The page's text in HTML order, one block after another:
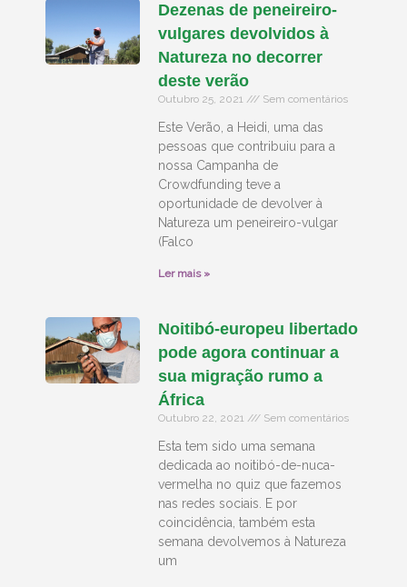
Dezenas de peneireiro-
vulgares devolvidos à
Natureza no decorrer
deste verão
Outubro 25, 2021 Sem comentários
Este Verão, a Heidi, uma das
pessoas que contribuiu para a
nossa Campanha de
Crowdfunding teve a
oportunidade de devolver à
Natureza um peneireiro-vulgar
(Falco
Ler mais »
Noitibó-europeu libertado
pode agora continuar a
sua migração rumo a
África
Outubro 22, 2021 Sem comentários
Esta tem sido uma semana
dedicada ao noitibó-de-nuca-
vermelha no quiz que fazemos
nas redes sociais. E por
coincidência, também esta
semana devolvemos à Natureza
um